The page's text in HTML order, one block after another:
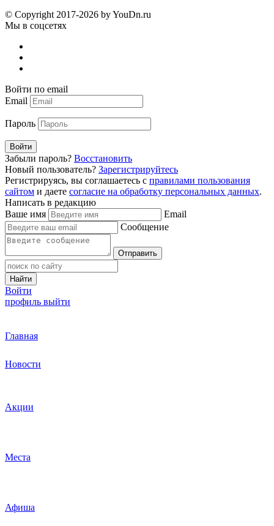
© Copyright 2017-2026 by YouDn.ru
Мы в соцсетях
Войти по email
Email
Пароль
Войти
Забыли пароль? Восстановить
Новый пользователь? Зарегистрируйтесь
Регистрируясь, вы соглашаетесь с правилами пользования
сайтом и даете согласие на обработку персональных данных.
Написать в редакцию
Ваше имя
Email
Сообщение
Отправить
Найти
Войти
профиль выйти
Главная
Новости
Акции
Места
Афиша